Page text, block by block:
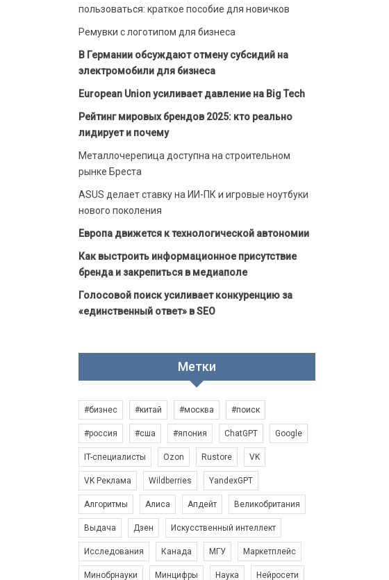
пользоваться: краткое пособие для новичков
Ремувки с логотипом для бизнеса
В Германии обсуждают отмену субсидий на
электромобили для бизнеса
European Union усиливает давление на Big Tech
Рейтинг мировых брендов 2025: кто реально
лидирует и почему
Металлочерепица доступна на строительном
рынке Бреста
ASUS делает ставку на ИИ-ПК и игровые ноутбуки
нового поколения
Европа движется к технологической автономии
Как выстроить информационное присутствие
бренда и закрепиться в медиаполе
Голосовой поиск усиливает конкуренцию за
«единственный ответ» в SEO
Метки
#бизнес #китай #москва #поиск
#россия #сша #япония ChatGPT Google
IT-специалисты Ozon Rustore VK
VK Реклама Wildberries YandexGPT
Алгоритмы Алиса Апдейт Великобритания
Выдача Дзен Искусственный интеллект
Исследования Канада МГУ Маркетплейс
Минобрнауки Минцифры Наука Нейросети